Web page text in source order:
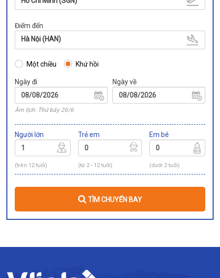
Điểm đến
Hà Nội (HAN)
Một chiều Khứ hồi
Ngày đi
Âm lịch: Thứ bảy 26/6
Ngày về
Người lớn
(trên 12 tuổi)
Trẻ em
(từ 2 - 12 tuổi)
Em bé
(dưới 2 tuổi)
TÌM CHUYẾN BAY